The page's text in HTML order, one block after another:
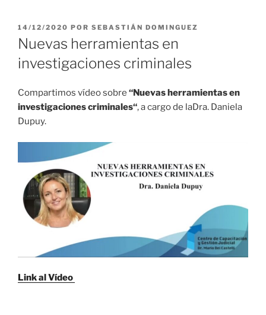
PUBLICADO
EL
14/12/2020 POR SEBASTIÁN DOMINGUEZ
Nuevas herramientas en
investigaciones criminales
Compartimos vídeo sobre “Nuevas herramientas en
investigaciones criminales“, a cargo de laDra. Daniela
Dupuy.
Link al Vídeo